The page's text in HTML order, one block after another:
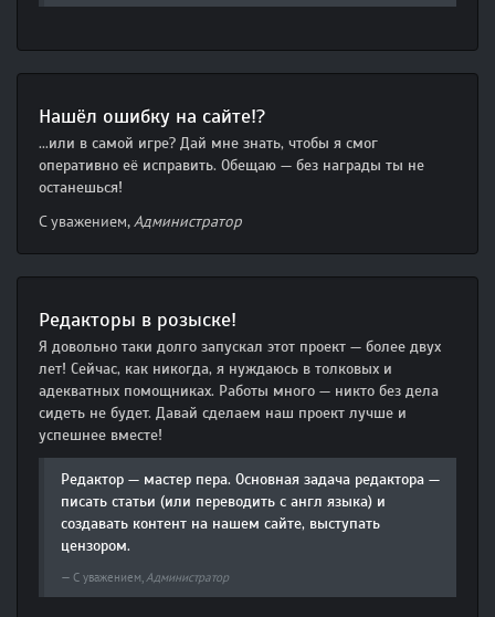
Нашёл ошибку на сайте!?
...или в самой игре? Дай мне знать, чтобы я смог
оперативно её исправить. Обещаю — без награды ты не
останешься!
С уважением,Администратор
Редакторы в розыске!
Я довольно таки долго запускал этот проект — более двух
лет! Сейчас, как никогда, я нуждаюсь в толковых и
адекватных помощниках. Работы много — никто без дела
сидеть не будет. Давай сделаем наш проект лучше и
успешнее вместе!
Редактор — мастер пера. Основная задача редактора —
писать статьи (или переводить с англ языка) и
создавать контент на нашем сайте, выступать
цензором.
С уважением,Администратор